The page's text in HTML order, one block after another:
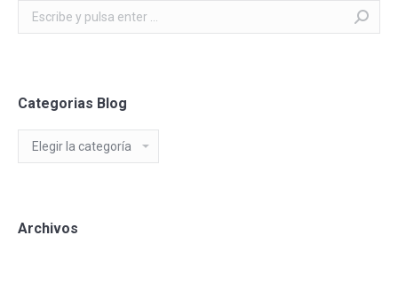
Categorias Blog
Blog
Archivos